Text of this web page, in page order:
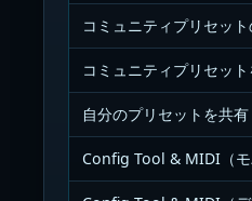
コミュニティプリセッ
コミュニティプリセッ
自分のプリセットを共有
Config Tool & MIDI（モ